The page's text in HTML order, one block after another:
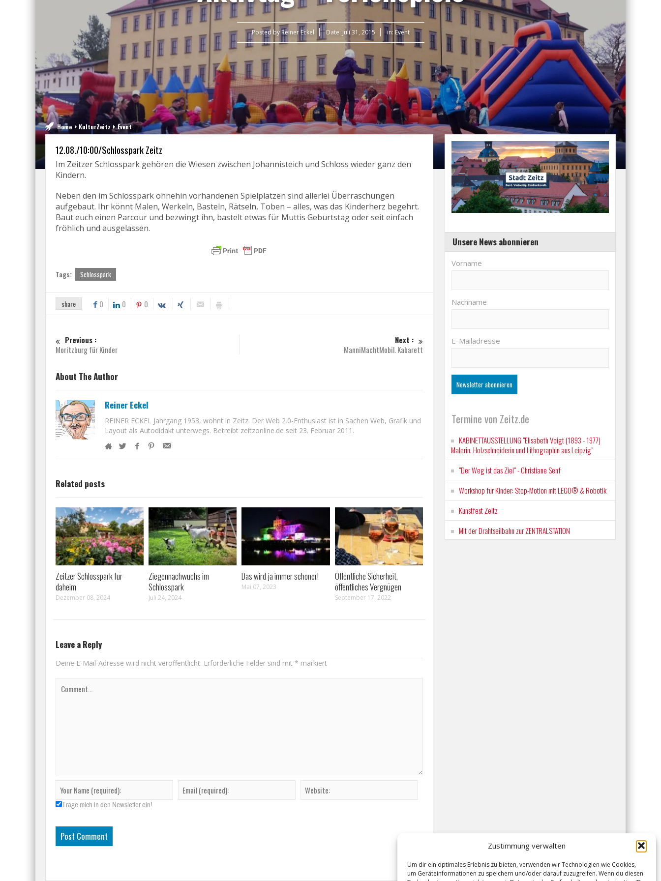
Zustimmung verwalten
Um dir ein optimales Erlebnis zu bieten, verwenden wir Technologien wie Cookies,
um Geräteinformationen zu speichern und/oder darauf zuzugreifen. Wenn du diesen
Posted byReiner Eckel Date: Juli 31, 2015 in: Event
Home KulturZeitz Event
12.08./10:00/Schlosspark Zeitz
Im Zeitzer Schlosspark gehören die Wiesen zwischen Johannisteich und Schloss wieder ganz den
Kindern.
Neben den im Schlosspark ohnehin vorhandenen Spielplätzen sind allerlei Überraschungen
aufgebaut. Ihr könnt Malen, Werkeln, Basteln, Rätseln, Toben – alles, was das Kinderherz begehrt.
Baut euch einen Parcour und bezwingt ihn, bastelt etwas für Muttis Geburtstag oder seit einfach
fröhlich und ausgelassen.
Tags: Schlosspark
share 0 0 0
Previous :
Moritzburg für Kinder
Next :
ManniMachtMobil. Kabarett
About The Author
Reiner Eckel
REINER ECKEL Jahrgang 1953, wohnt in Zeitz. Der Web 2.0-Enthusiast ist in Sachen Web, Grafik und
Layout als Autodidakt unterwegs. Betreibt zeitzonline.de seit 23. Februar 2011.
Related posts
Zeitzer Schlosspark für
daheim
Dezember 08, 2024
Ziegennachwuchs im
Schlosspark
Juli 24, 2024
Das wird ja immer schöner!
Mai 07, 2023
Öffentliche Sicherheit,
öffentliches Vergnügen
September 17, 2022
Leave a Reply
Deine E-Mail-Adresse wird nicht veröffentlicht. Erforderliche Felder sind mit * markiert
Trage mich in den Newsletter ein!
Unsere News abonnieren
Vorname
Nachname
E-Mailadresse
Termine von Zeitz.de
KABINETTAUSSTELLUNG "Elisabeth Voigt (1893 - 1977)
Malerin. Holzschneiderin und Lithographin aus Leipzig"
"Der Weg ist das Ziel" - Christiane Senf
Workshop für Kinder: Stop-Motion mit LEGO® & Robotik
Kunstfest Zeitz
Mit der Drahtseilbahn zur ZENTRALSTATION